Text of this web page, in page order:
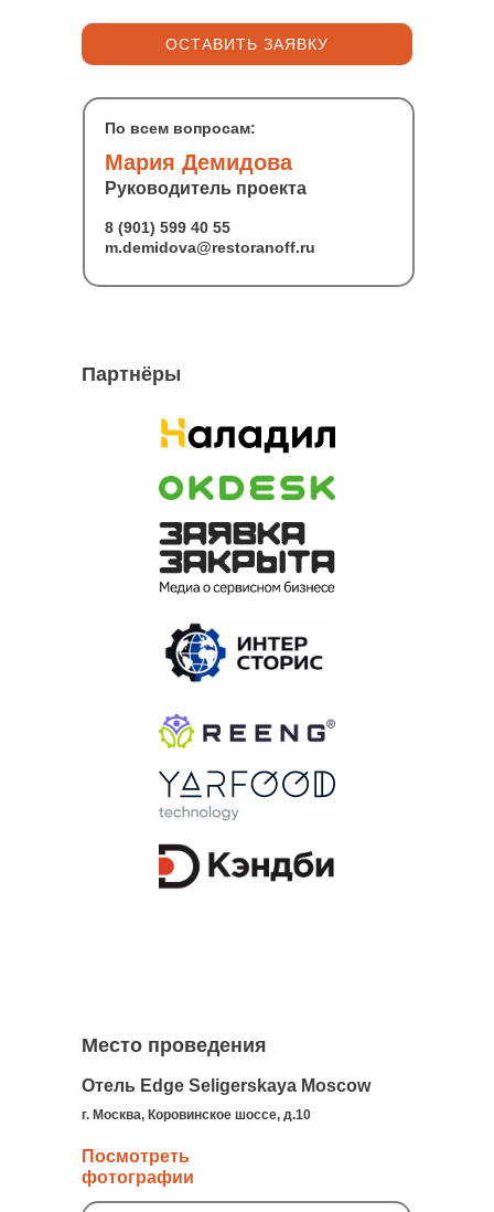
ОСТАВИТЬ ЗАЯВКУ
Мария Демидова
Руководитель проекта
8 (901) 599 40 55
m.demidova@restoranoff.ru
По всем вопросам:
Партнёры
Посмотреть
фотографии
г. Москва, Коровинское шоссе, д.10
Отель Edge Seligerskaya Moscow
Место проведения